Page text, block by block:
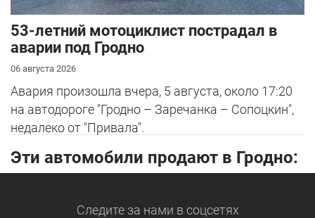
53-летний мотоциклист пострадал в
аварии под Гродно
06 августа 2026
Авария произошла вчера, 5 августа, около 17:20
на автодороге "Гродно – Заречанка – Сопоцкин",
недалеко от "Привала".
Эти автомобили продают в Гродно:
Следите за нами в соцсетях